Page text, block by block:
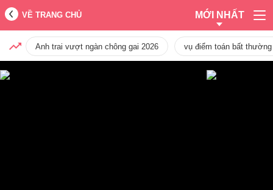
VỀ TRANG CHỦ MỚI NHẤT
Anh trai vượt ngàn chông gai 2026 vụ điểm toán bất